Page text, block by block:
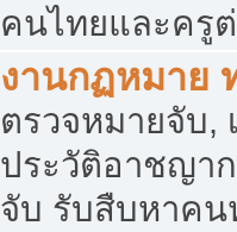
คนไทยและครู
งานกฏหมาย
ตรวจหมายจับ,
ประวัติอาชญา
จับ รับสืบหาคน